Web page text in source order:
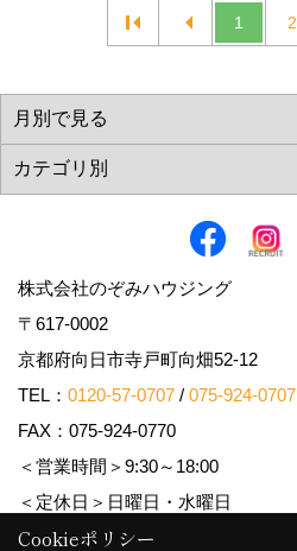
1 2
株式会社のぞみハウジング
〒617-0002
京都府向日市寺戸町向畑52-12
TEL： 0120-57-0707 / 075-924-0707
FAX：075-924-0770
＜営業時間＞9:30～18:00
＜定休日＞日曜日・水曜日
Cookieポリシー